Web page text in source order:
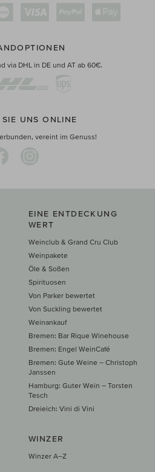
via DHL in DE und AT ab 60€.
SIE UNS ONLINE
vereint im Genuss!
EINE ENTDECKUNG
WERT
Weinclub & Grand Cru Club
Weinpakete
Öle & Soßen
Spirituosen
Von Parker bewertet
Von Suckling bewertet
Weinankauf
Bremen: Bar Rique Winehouse
Bremen: Engel WeinCafé
Bremen: Gute Weine – Christoph
Janssen
Hamburg: Guter Wein – Torsten
Tesch
Dreieich: Vini di Vini
WINZER
Winzer A–Z